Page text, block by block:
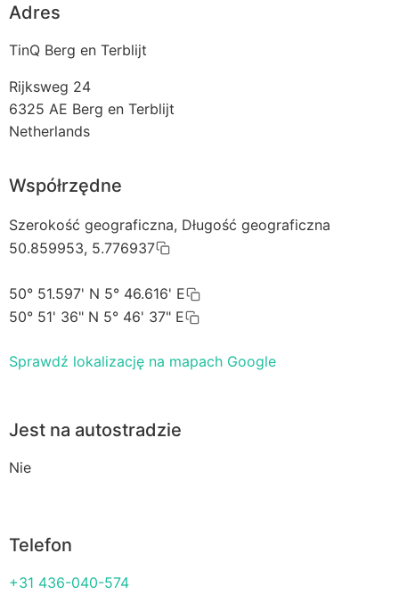
Adres
TinQ Berg en Terblijt
Rijksweg 24
6325 AE Berg en Terblijt
Netherlands
Współrzędne
Szerokość geograficzna, Długość geograficzna
50.859953, 5.776937
50° 51.597' N 5° 46.616' E
50° 51' 36" N 5° 46' 37" E
Sprawdź lokalizację na mapach Google
Jest na autostradzie
Nie
Telefon
+31 436-040-574